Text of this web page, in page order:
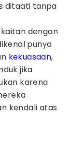
ditaati tanpa
dengan
punya
kekuasaan,
jika
karena
kendali atas